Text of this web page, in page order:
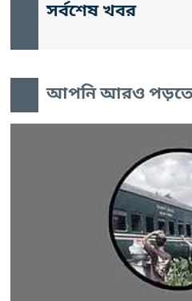
সর্বশেষ খবর
আপনি আরও পড়তে